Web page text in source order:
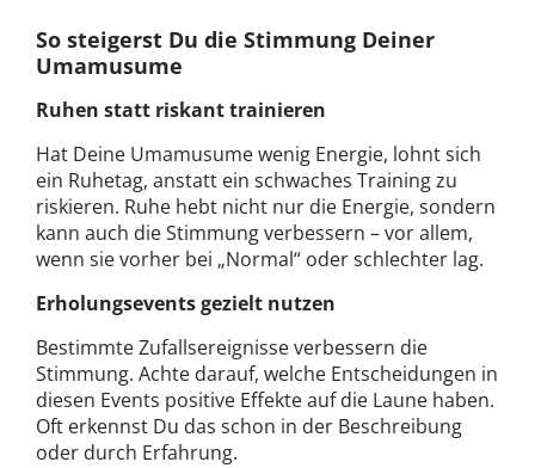
So steigerst Du die Stimmung Deiner
Umamusume
Ruhen statt riskant trainieren
Hat Deine Umamusume wenig Energie, lohnt sich
ein Ruhetag, anstatt ein schwaches Training zu
riskieren. Ruhe hebt nicht nur die Energie, sondern
kann auch die Stimmung verbessern – vor allem,
wenn sie vorher bei „Normal“ oder schlechter lag.
Erholungsevents gezielt nutzen
Bestimmte Zufallsereignisse verbessern die
Stimmung. Achte darauf, welche Entscheidungen in
diesen Events positive Effekte auf die Laune haben.
Oft erkennst Du das schon in der Beschreibung
oder durch Erfahrung.